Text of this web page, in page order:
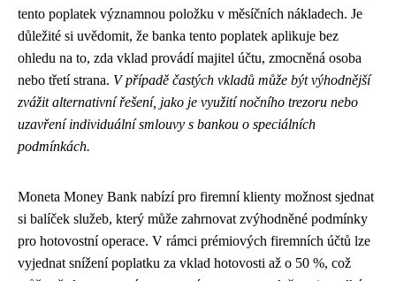
tento poplatek významnou položku v měsíčních nákladech. Je
důležité si uvědomit, že banka tento poplatek aplikuje bez
ohledu na to, zda vklad provádí majitel účtu, zmocněná osoba
nebo třetí strana. V případě častých vkladů může být výhodnější
zvážit alternativní řešení, jako je využití nočního trezoru nebo
uzavření individuální smlouvy s bankou o speciálních
podmínkách.
Moneta Money Bank nabízí pro firemní klienty možnost sjednat
si balíček služeb, který může zahrnovat zvýhodněné podmínky
pro hotovostní operace. V rámci prémiových firemních účtů lze
vyjednat snížení poplatku za vklad hotovosti až o 50 %, což